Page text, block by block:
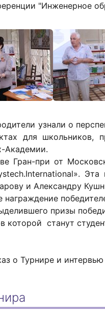
"Инженерное
узнали о
для
Академии.
Гран-при от
Эта
и Александру
призы
станут
о Турнире и